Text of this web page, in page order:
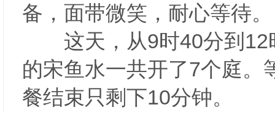
备，面带微笑，耐心等待
这天，从9时40分到12
的宋鱼水一共开了7个庭。
餐结束只剩下10分钟。